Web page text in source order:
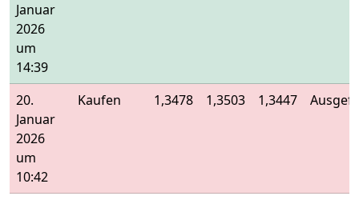
Januar
2026
um
14:39
20.
Januar
2026
um
10:42
Kaufen 1,3478 1,3503 1,3447